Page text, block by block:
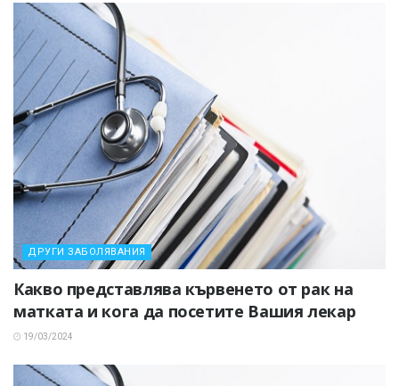
ДРУГИ ЗАБОЛЯВАНИЯ
Какво представлява кървенето от рак на
матката и кога да посетите Вашия лекар
19/03/2024